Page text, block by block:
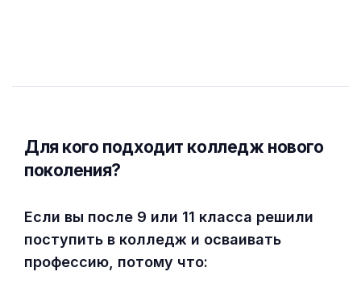
Для кого подходит колледж нового
поколения?
Если вы после 9 или 11 класса решили
поступить в колледж и осваивать
профессию, потому что: